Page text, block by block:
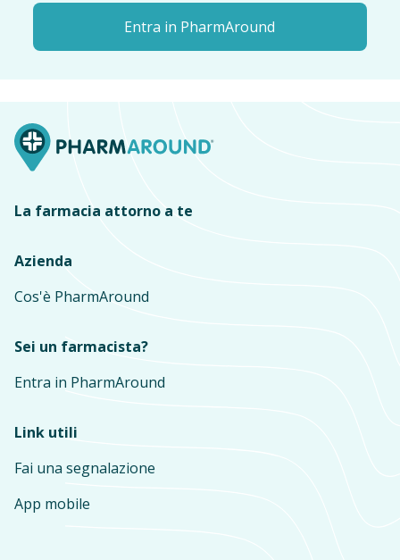
Entra in PharmAround
La farmacia attorno a te
Azienda
Cos'è PharmAround
Sei un farmacista?
Entra in PharmAround
Link utili
Fai una segnalazione
App mobile